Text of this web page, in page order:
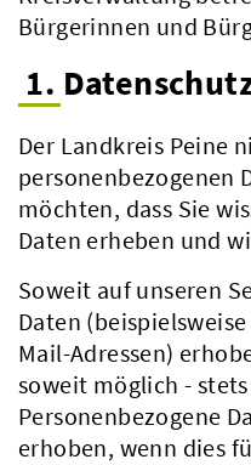
Bürgerinnen und
1.
Der Landkreis Peine
personenbezogenen
möchten, dass Sie
Daten erheben und
Soweit auf unseren
Daten
Mail-Adressen)
soweit möglich -
Personenbezogene
erhoben, wenn dies